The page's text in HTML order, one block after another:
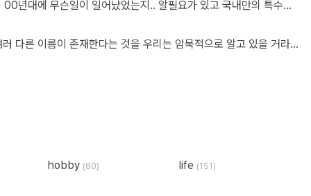
할말이 많지만... 한국에만 있는 직업이라는 것에 대해서 전혀 개의치도 않고 부끄러워할 이유도 없다고 봅니다. 이 직업군에 대해서 이해라며녀 00년대에 무슨일이 일어났었는지.. 알필요가 있고 국내만의 특수한 환경때문에 만들어진 직업군이고... 근래에 들어 국제화가 되면서 문제시 몇몇분이 문제삼는것 같은데... 본인의 업무 바운더리는 본인이 만드는거지.. 그 단어안에 갇혀서 본인의 수준이나 인식을 만든다고 보지 않습니다. 코더니 UI개발자니, 퍼블리셔니, FE니.. 웹마스터니 풀스택이니 ㅎㅎ 많은 직업군으로 불리우고 있지만 솔직히 본인의 역량에 따라 불리운다고 생각합니다. 당시에 신현석님이 던진 하나의 단어에 여전히 밥먹고 살고 있고, 때때론 자부심도 느낍니다.
안녕하세요. 이런 글타래가 있는지 이제야 알게되어 흥미있게 글타래를 읽어보았네요. 제가 방금 글타래라고 쓴것처럼, 댓글이라는 단어에도 여러 다른 이름이 존재한다는 것을 우리는 암묵적으로 알고 있을 거라 생각하는데요 EX 1.) 글타래(민 우리말. 인터넷 게시판에서 어떤 게시글과 그에 대한 답신으로 쓰여진 게시글들의 모임. [NAVER 국어사전 글 인용]) = 댓글(게시물 밑에 남길 수 있는 글을 표현한 단어) = 코멘트(영어 코멘트를 한국어로 표현한 단어) = 리플(영어 reple을 한국어로 표현한 단어) = 스레드(thread) EX 2.) Height(사물의 높이, 사람의 키&신장, 키가 높음, 지상으로부터의 고도) 해당 단어는 발음에서 논란이 된적이 있습니다. (설마.. 고인물만 아는 거일지도...T^T..) 미국, 영국 등 주요국가에서는 해당 단어의 발음을 한국어 발음 표현으로 '하이트' or '하잍' 라고 읽으나, 스페인어로 해당 단어는 '헤이트' or '헤잍' 라고 읽습니다. 전 세계적으로 스페인어를 쓰는 인구는 2019년 3월 기준으로 4억 6천만명이며, 영어를 사용하는 인구는 3억 7천만명이라고 구글검색에 나옵니다. EX 3.) 2023년 현재 우리나라에서는 각 세대 별로 쓰는 한 가지 표현에 대한 단어들도 다릅니다. 50대 이상이신 분들은 한자어를 주로 사용하신 세대들이고, 10대 ~ 20대분들은 줄임말 또는 은어를 만들어 주로 사용하고 있습니다. 위의 예시와 같이 한 가지를 가리키는 명사에 여러가지 표현이 존재하고, 모든 사람들이 표준어 하나만 사용하고 있지 않으며, 전라도, 충정도, 경상도 방언이 존재한다는 사실도 암묵적으로 우리는 알고 있다 생각합니다 물론, 표준어처럼 한 가지 표현만 존재하면 다시 한번 확인하는 절차없이 의사소통이 원활할테지만, 우리는 일상속에서도 방언이나 댓글, 줄임말 등의 다른 표현들을 받아들이고 있는 존재들입니다. 만드신 분의 말씀대로 그저 지나온 과거에서는 그 표현이 필요하여 쓰여졌었다고 이해하고 넘어가시면 어떨까하여 주절대며 나불거려보았네요.. PS. 쓰잘데기 없는 제 생각을 읽어주셔서 고맙습니다.. AI도 발전해나가고 있는 마당에 같은 인종끼리 싸우지 맙시다~~~ㅋㅋㅋ
hobby (80) life (151)